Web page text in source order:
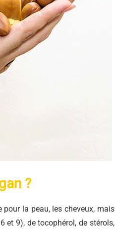
?
pour la peau, les cheveux, mais
et 9), de tocophérol, de stérols,